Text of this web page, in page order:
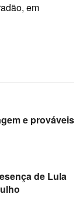
em
e prováveis
de Lula